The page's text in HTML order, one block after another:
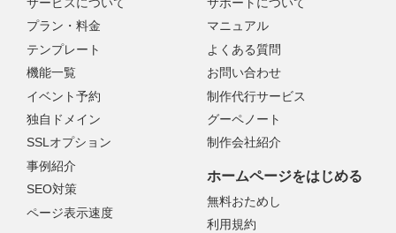
プラン・料金
テンプレート
機能一覧
イベント予約
独自ドメイン
SSLオプション
事例紹介
SEO対策
ページ表示速度
マニュアル
よくある質問
お問い合わせ
制作代行サービス
グーペノート
制作会社紹介
ホームページをはじめる
無料おためし
利用規約